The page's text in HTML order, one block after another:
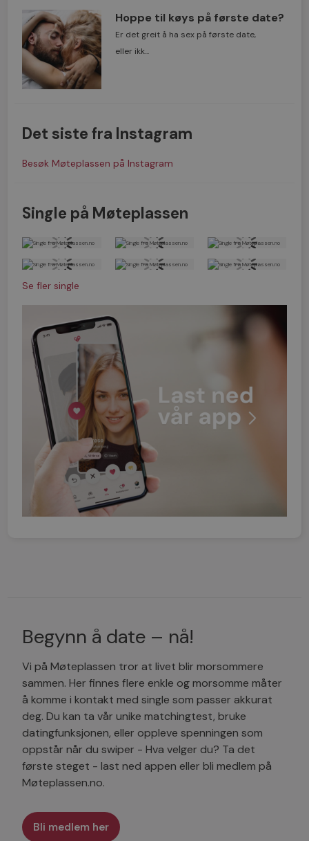
Hoppe til køys på første date?
Er det greit å ha sex på første date,
eller ikk...
Det siste fra Instagram
Besøk Møteplassen på Instagram
Single på Møteplassen
Se fler single
Begynn å date – nå!
Vi på Møteplassen tror at livet blir morsommere
sammen. Her finnes flere enkle og morsomme måter
å komme i kontakt med single som passer akkurat
deg. Du kan ta vår unike matchingtest, bruke
datingfunksjonen, eller oppleve spenningen som
oppstår når du swiper - Hva velger du? Ta det
første steget - last ned appen eller bli medlem på
Møteplassen.no.
Bli medlem her